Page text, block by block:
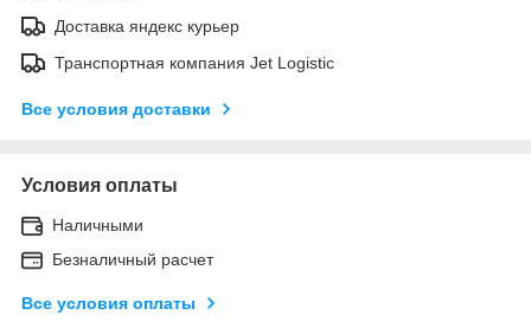
Доставка яндекс курьер
Транспортная компания Jet Logistic
Все условия доставки
Условия оплаты
Наличными
Безналичный расчет
Все условия оплаты